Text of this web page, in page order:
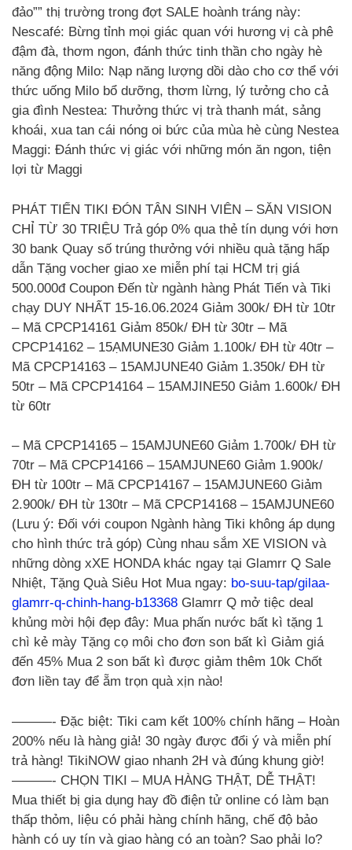
đảo”” thị trường trong đợt SALE hoành tráng này:
Nescafé: Bừng tỉnh mọi giác quan với hương vị cà phê
đậm đà, thơm ngon, đánh thức tinh thần cho ngày hè
năng động Milo: Nạp năng lượng dồi dào cho cơ thể với
thức uống Milo bổ dưỡng, thơm lừng, lý tưởng cho cả
gia đình Nestea: Thưởng thức vị trà thanh mát, sảng
khoái, xua tan cái nóng oi bức của mùa hè cùng Nestea
Maggi: Đánh thức vị giác với những món ăn ngon, tiện
lợi từ Maggi
PHÁT TIẾN TIKI ĐÓN TÂN SINH VIÊN – SĂN VISION
CHỈ TỪ 30 TRIỆU Trả góp 0% qua thẻ tín dụng với hơn
30 bank Quay số trúng thưởng với nhiều quà tặng hấp
dẫn Tặng vocher giao xe miễn phí tại HCM trị giá
500.000đ Coupon Đến từ ngành hàng Phát Tiến và Tiki
chạy DUY NHẤT 15-16.06.2024 Giảm 300k/ ĐH từ 10tr
– Mã CPCP14161 Giảm 850k/ ĐH từ 30tr – Mã
CPCP14162 – 15ẠMUNE30 Giảm 1.100k/ ĐH từ 40tr –
Mã CPCP14163 – 15AMJUNE40 Giảm 1.350k/ ĐH từ
50tr – Mã CPCP14164 – 15AMJINE50 Giảm 1.600k/ ĐH
từ 60tr
– Mã CPCP14165 – 15AMJUNE60 Giảm 1.700k/ ĐH từ
70tr – Mã CPCP14166 – 15AMJUNE60 Giảm 1.900k/
ĐH từ 100tr – Mã CPCP14167 – 15AMJUNE60 Giảm
2.900k/ ĐH từ 130tr – Mã CPCP14168 – 15AMJUNE60
(Lưu ý: Đối với coupon Ngành hàng Tiki không áp dụng
cho hình thức trả góp) Cùng nhau sắm XE VISION và
những dòng xXE HONDA khác ngay tại Glamrr Q Sale
Nhiệt, Tặng Quà Siêu Hot Mua ngay: bo-suu-tap/gilaa-
glamrr-q-chinh-hang-b13368 Glamrr Q mở tiệc deal
khủng mời hội đẹp đây: Mua phấn nước bất kì tặng 1
chì kẻ mày Tặng cọ môi cho đơn son bất kì Giảm giá
đến 45% Mua 2 son bất kì được giảm thêm 10k Chốt
đơn liền tay để ẵm trọn quà xịn nào!
———- Đặc biệt: Tiki cam kết 100% chính hãng – Hoàn
200% nếu là hàng giả! 30 ngày được đổi ý và miễn phí
trả hàng! TikiNOW giao nhanh 2H và đúng khung giờ!
———- CHỌN TIKI – MUA HÀNG THẬT, DỄ THẬT!
Mua thiết bị gia dụng hay đồ điện tử online có làm bạn
thấp thỏm, liệu có phải hàng chính hãng, chế độ bảo
hành có uy tín và giao hàng có an toàn? Sao phải lo?